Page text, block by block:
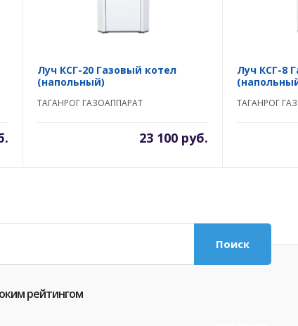
Луч КСГ-20 Газовый котел
(напольный)
ТАГАНРОГ ГАЗОАППАРАТ
23 100 руб.
Луч КСГ-8
ТАГАНРОГ
Поиск
рейтингом